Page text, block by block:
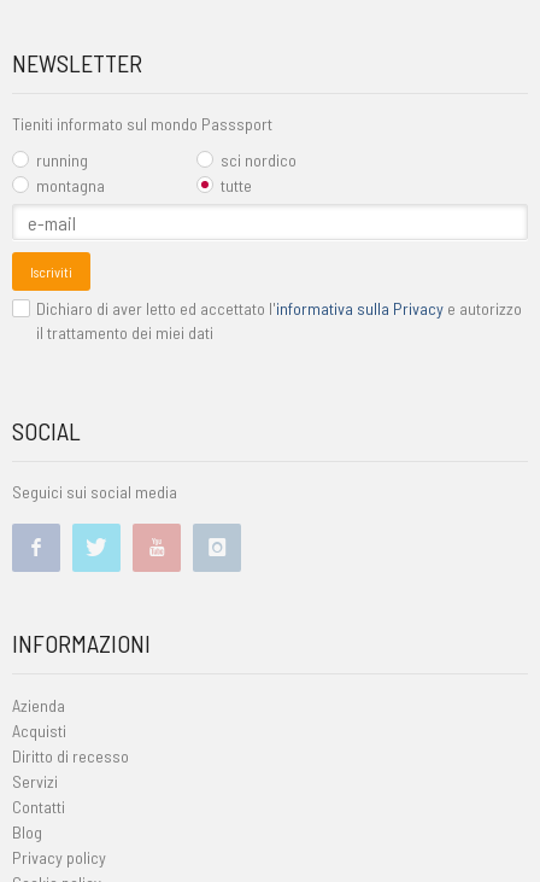
NEWSLETTER
Tieniti informato sul mondo Passsport
running
sci nordico
montagna
tutte
Iscriviti
Dichiaro di aver letto ed accettato l'informativa sulla Privacy e autorizzo
il trattamento dei miei dati
SOCIAL
Seguici sui social media
INFORMAZIONI
Azienda
Acquisti
Diritto di recesso
Servizi
Contatti
Blog
Privacy policy